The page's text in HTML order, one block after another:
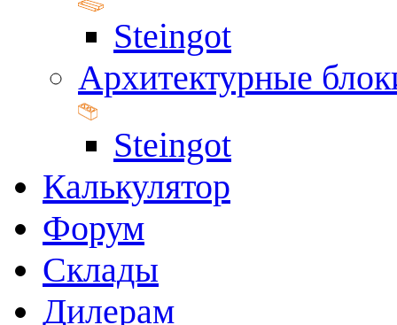
Steingot
Архитектурные
Steingot
Калькулятор
Форум
Склады
Дилерам